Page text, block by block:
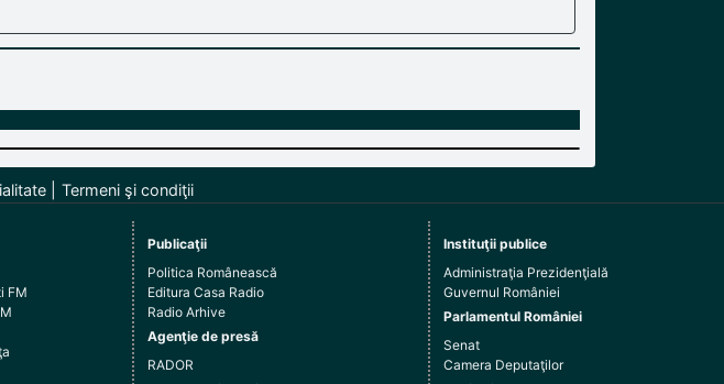
Termeni şi condiţii
FM
Publicaţii
Politica Românească
Editura Casa Radio
Radio Arhive
Agenţie de presă
RADOR
Instituţii publice
Administraţia Prezidenţială
Guvernul României
Parlamentul României
Senat
Camera Deputaţilor